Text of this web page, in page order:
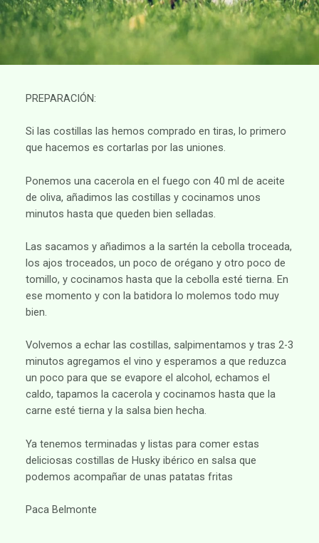
PREPARACIÓN:
Si las costillas las hemos comprado en tiras, lo primero
que hacemos es cortarlas por las uniones.
Ponemos una cacerola en el fuego con 40 ml de aceite
de oliva, añadimos las costillas y cocinamos unos
minutos hasta que queden bien selladas.
Las sacamos y añadimos a la sartén la cebolla troceada,
los ajos troceados, un poco de orégano y otro poco de
tomillo, y cocinamos hasta que la cebolla esté tierna. En
ese momento y con la batidora lo molemos todo muy
bien.
Volvemos a echar las costillas, salpimentamos y tras 2-3
minutos agregamos el vino y esperamos a que reduzca
un poco para que se evapore el alcohol, echamos el
caldo, tapamos la cacerola y cocinamos hasta que la
carne esté tierna y la salsa bien hecha.
Ya tenemos terminadas y listas para comer estas
deliciosas costillas de Husky ibérico en salsa que
podemos acompañar de unas patatas fritas
Paca Belmonte